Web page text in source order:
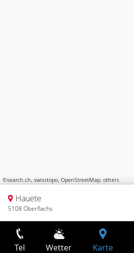
©search.ch, swisstopo, OpenStreetMap, others
Hauete
5108 Oberflachs
Tel Wetter Karte